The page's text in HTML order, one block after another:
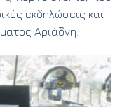
εκδηλώσεις και
Αριάδνη